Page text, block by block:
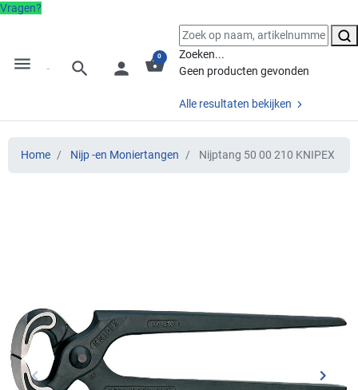
Vragen?
menu search person shopping_basket
0
Zoeken...
Geen producten gevonden
Alle resultaten bekijken
Home Nijp -en Moniertangen Nijptang 50 00 210 KNIPEX
Vorige
keyboard_arrow_left keyboard_arrow_right